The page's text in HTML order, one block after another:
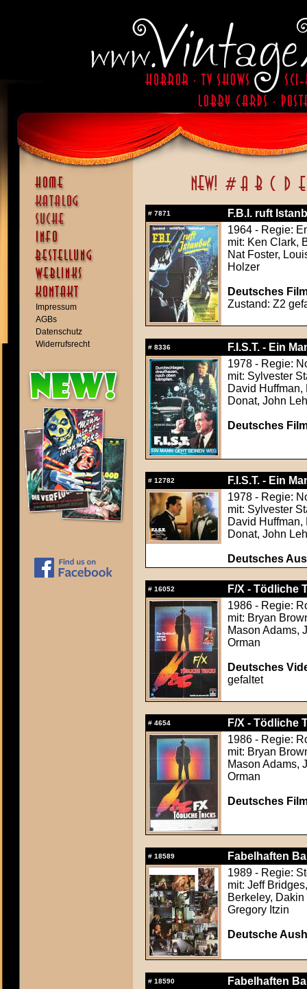
Impressum
AGBs
Datenschutz
Widerrufsrecht
# 7871
F.B.I. ruft
1964 - Regie:
mit: Ken Clark,
Nat Foster,
Holzer
Deutsches
Zustand: Z2
# 8336
F.I.S.T. - Ein
1978 - Regie:
mit: Sylvester
David Huffman,
Donat, John
Deutsches
# 12782
F.I.S.T. - Ein
1978 - Regie:
mit: Sylvester
David Huffman,
Donat, John
Deutsches
# 16052
F/X - Tödliche
1986 - Regie:
mit: Bryan
Mason Adams,
Orman
Deutsches
gefaltet
# 4654
F/X - Tödliche
1986 - Regie:
mit: Bryan
Mason Adams,
Orman
Deutsches
# 18589
Fabelhaften
1989 - Regie:
mit: Jeff
Berkeley,
Gregory Itzin
Deutsche
# 18590
Fabelhaften